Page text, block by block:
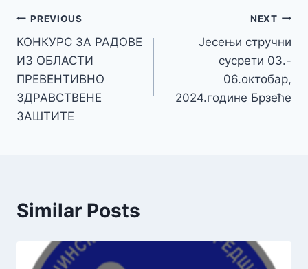
PREVIOUS
КОНКУРС ЗА РАДОВЕ
ИЗ ОБЛАСТИ
ПРЕВЕНТИВНО
ЗДРАВСТВЕНЕ
ЗАШТИТЕ
NEXT
Јесењи стручни
сусрети 03.-
06.октобар,
2024.године Брзеће
Similar Posts